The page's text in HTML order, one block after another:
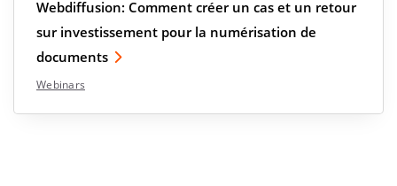
Webdiffusion: Comment créer un cas et un retour
sur investissement pour la numérisation de
documents
Webinars